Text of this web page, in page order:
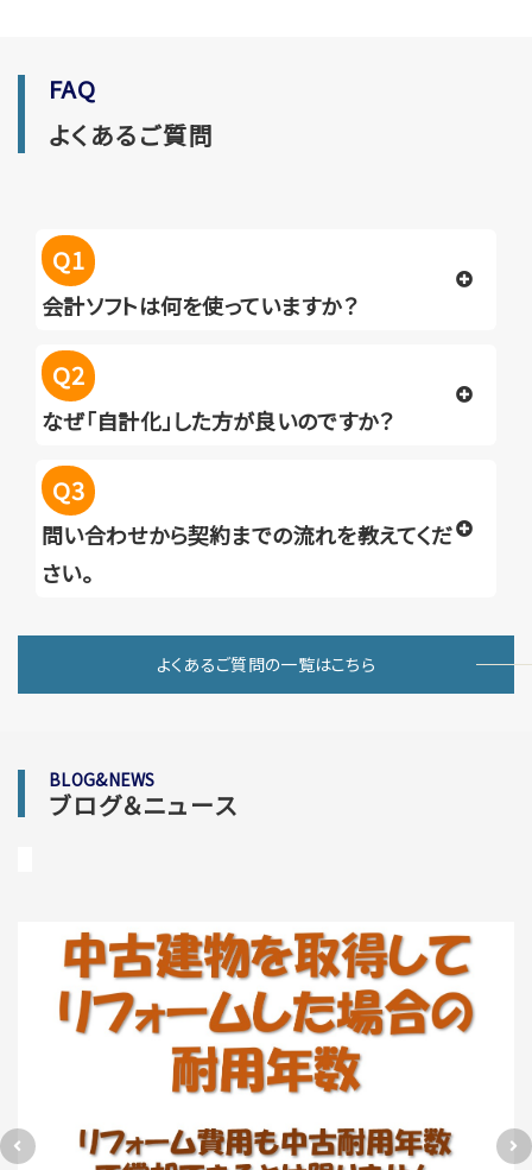
FAQ
よくあるご質問
Q1
会計ソフトは何を使っていますか？
Q2
なぜ「自計化」した方が良いのですか？
Q3
問い合わせから契約までの流れを教えてくだ
さい。
よくあるご質問の一覧はこちら
BLOG&NEWS
ブログ＆ニュース